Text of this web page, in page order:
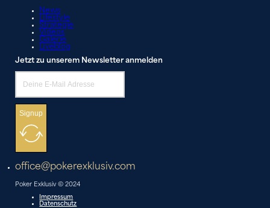
News
Lifestyle
Strategie
Videos
Galerie
Liveblog
Jetzt zu unserem Newsletter anmelden
Signup
office@pokerexklusiv.com
Poker Exklusiv © 2024
Impressum
Datenschutz